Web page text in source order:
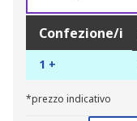
Confezione/i
1 +
*prezzo indicativo